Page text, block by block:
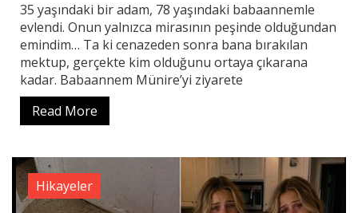
35 yaşındaki bir adam, 78 yaşındaki babaannemle
evlendi. Onun yalnızca mirasının peşinde olduğundan
emindim… Ta ki cenazeden sonra bana bırakılan
mektup, gerçekte kim olduğunu ortaya çıkarana
kadar. Babaannem Münire’yi ziyarete
Read More
Hikayeler